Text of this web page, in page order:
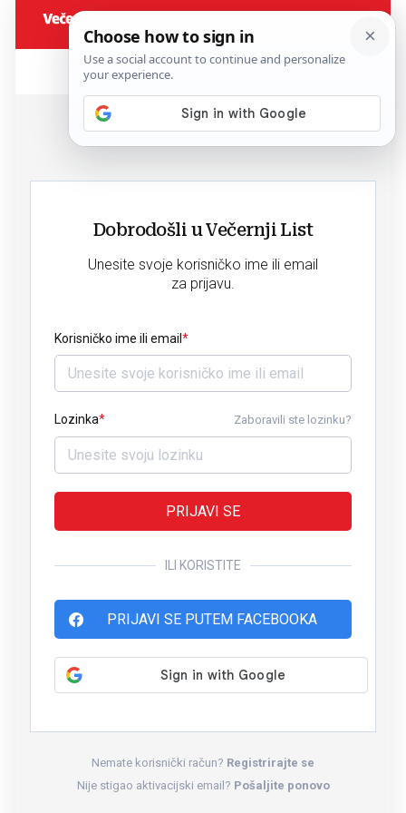
Dobrodošli u Večernji List
Unesite svoje korisničko ime ili email
za prijavu.
Korisničko ime ili email
Lozinka Zaboravili ste lozinku?
PRIJAVI SE
ILI KORISTITE
PRIJAVI SE PUTEM FACEBOOKA
Nemate korisnički račun? Registrirajte se
Nije stigao aktivacijski email? Pošaljite ponovo